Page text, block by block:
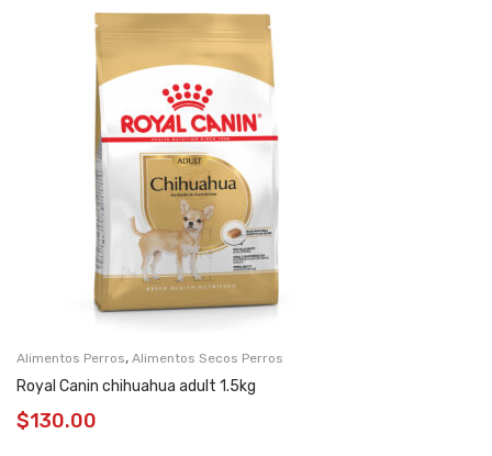
Alimentos Perros, Alimentos Secos Perros
Royal Canin chihuahua adult 1.5kg
$130.00